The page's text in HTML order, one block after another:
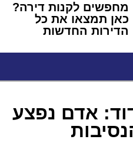
מחפשים לקנות דירה?
כאן תמצאו את כל
הדירות החדשות
אדם נפצע